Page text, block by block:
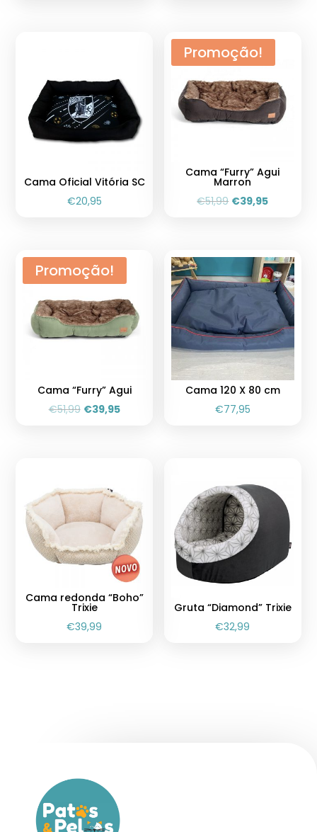
Cama Oficial Vitória SC
€20,95
Promoção!
Cama “Furry” Agui
Marron
€51,99 €39,95
Promoção!
Cama “Furry” Agui
€51,99 €39,95
Cama 120 X 80 cm
€77,95
Cama redonda “Boho”
Trixie
€39,99
Gruta “Diamond” Trixie
€32,99